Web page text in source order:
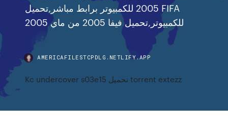
2005 للكمبيوتر برابط مباشر,تحميل FIFA
2005 للكمبيوتر,تحميل فيفا 2005 من ماي
AMERICAFILESTCPDLG.NETLIFY.APP
Kc undercover s03e15 تحميل torrent extezz